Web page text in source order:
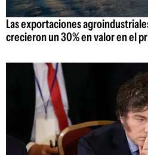
Las exportaciones
crecieron un 30% en valor en el